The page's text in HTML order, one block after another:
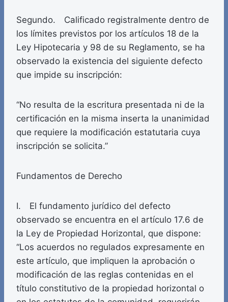
Segundo. Calificado registralmente dentro de
los límites previstos por los artículos 18 de la
Ley Hipotecaria y 98 de su Reglamento, se ha
observado la existencia del siguiente defecto
que impide su inscripción:
“No resulta de la escritura presentada ni de la
certificación en la misma inserta la unanimidad
que requiere la modificación estatutaria cuya
inscripción se solicita.”
Fundamentos de Derecho
I. El fundamento jurídico del defecto
observado se encuentra en el artículo 17.6 de
la Ley de Propiedad Horizontal, que dispone:
“Los acuerdos no regulados expresamente en
este artículo, que impliquen la aprobación o
modificación de las reglas contenidas en el
título constitutivo de la propiedad horizontal o